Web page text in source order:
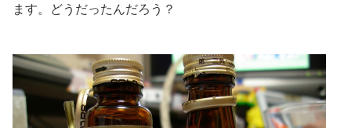
ます。どうだったんだろう？